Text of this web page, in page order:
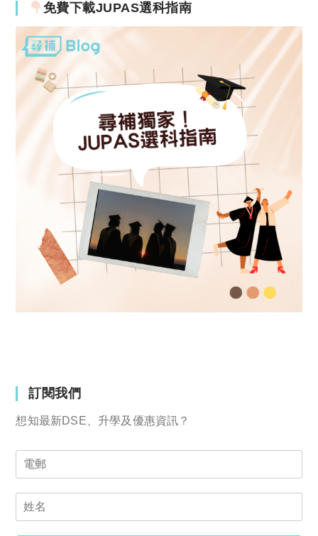
免費下載JUPAS選科指南
訂閱我們
想知最新DSE、升學及優惠資訊？